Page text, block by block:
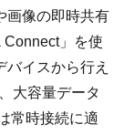
画像の即時共有
」を使
イスから行え
大容量データ
常時接続に適